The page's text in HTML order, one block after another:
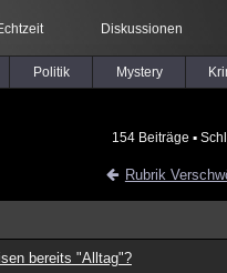
Diskussionen
Politik Mystery
154 Beiträge ▪
Rubrik
bereits "Alltag"?